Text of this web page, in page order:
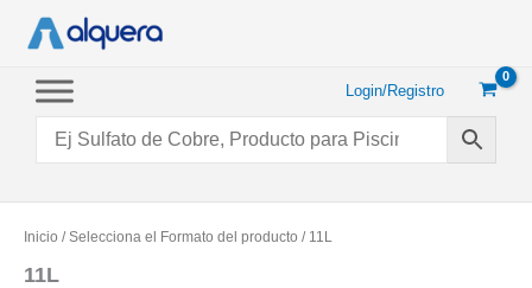
Login/Registro
Inicio / Selecciona el Formato del producto / 11L
11L